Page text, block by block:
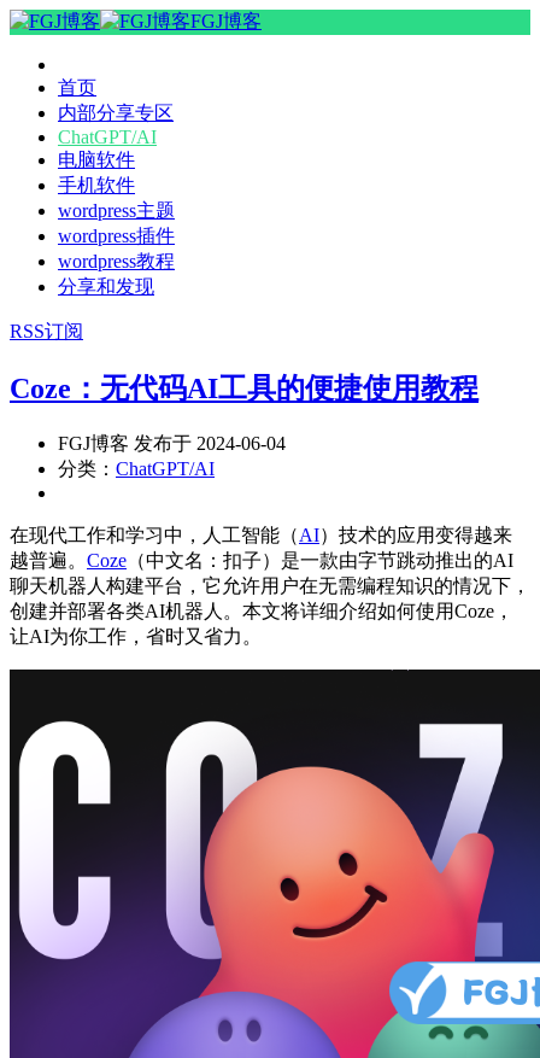
FGJ博客
首页
内部分享专区
ChatGPT/AI
电脑软件
手机软件
wordpress主题
wordpress插件
wordpress教程
分享和发现
RSS订阅
Coze：无代码AI工具的便捷使用教程
FGJ博客 发布于 2024-06-04
分类： ChatGPT/AI
在现代工作和学习中，人工智能（AI）技术的应用变得越来
越普遍。 Coze （中文名：扣子）是一款由字节跳动推出的AI
聊天机器人构建平台，它允许用户在无需编程知识的情况下，
创建并部署各类AI机器人。本文将详细介绍如何使用Coze，
让AI为你工作，省时又省力。